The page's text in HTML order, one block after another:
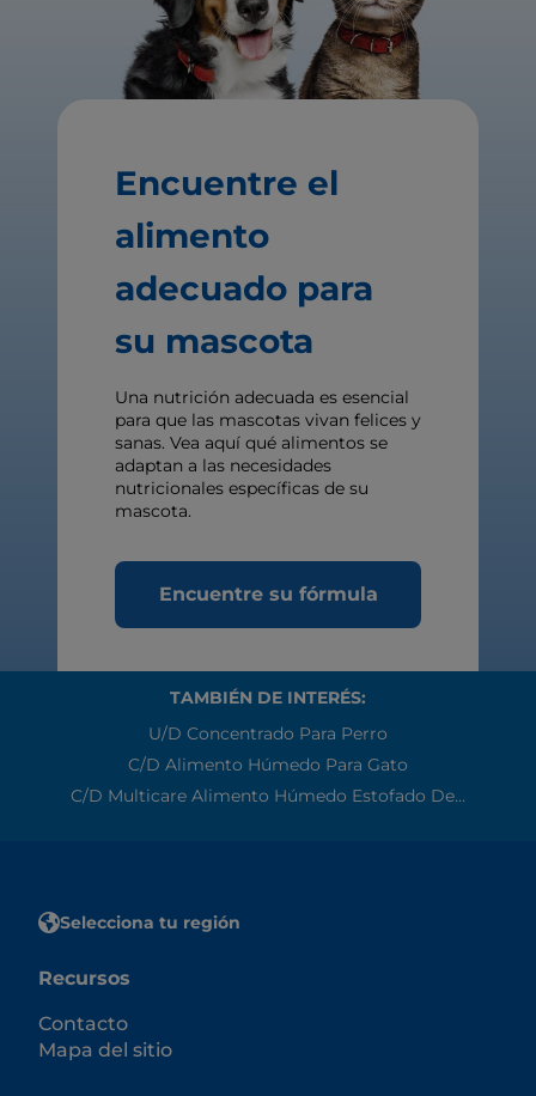
Encuentre el
alimento
adecuado para
su mascota
Una nutrición adecuada es esencial
para que las mascotas vivan felices y
sanas. Vea aquí qué alimentos se
adaptan a las necesidades
nutricionales específicas de su
mascota.
Encuentre su fórmula
TAMBIÉN DE INTERÉS:
U/d Concentrado Para Perro
C/d Alimento Húmedo Para Gato
C/d Multicare Alimento Húmedo Estofado De...
Selecciona tu región
Recursos
Contacto
Mapa del sitio